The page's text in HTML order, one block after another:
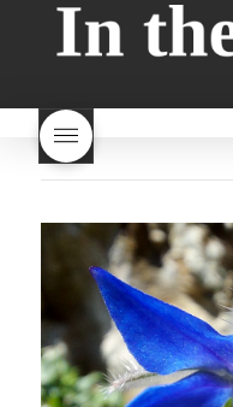
en vacances
lentilles vertes
lentilles vertes et boulgour
lentilles vertes-vendues les
grossir les lentilles vertes
sont-elles bonnes pour la
santé les lentilles vertes
sont-elles bonnes pour vous
repas d'été repas de
printemps salade d'endives
salade de lentilles vertes
taboulé et lentilles